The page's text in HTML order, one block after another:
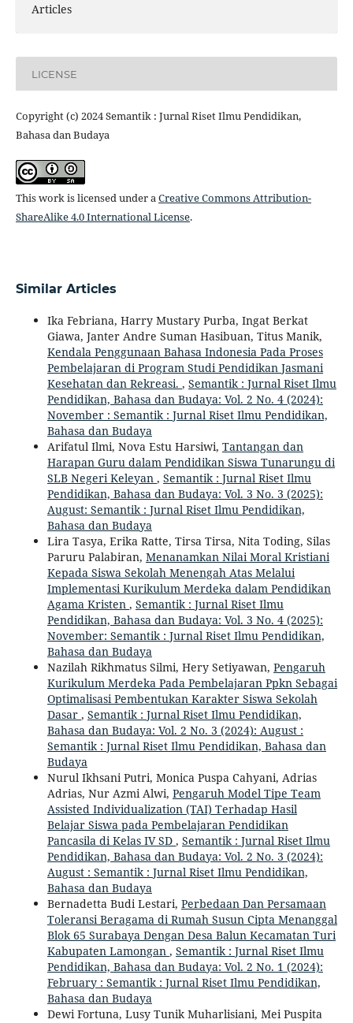
Articles
LICENSE
Copyright (c) 2024 Semantik : Jurnal Riset Ilmu Pendidikan,
Bahasa dan Budaya
This work is licensed under aCreative Commons Attribution-
ShareAlike 4.0 International License.
Similar Articles
Ika Febriana, Harry Mustary Purba, Ingat Berkat
Giawa, Janter Andre Suman Hasibuan, Titus Manik,
Kendala Penggunaan Bahasa Indonesia Pada Proses
Pembelajaran di Program Studi Pendidikan Jasmani
Kesehatan dan Rekreasi. , Semantik : Jurnal Riset Ilmu
Pendidikan, Bahasa dan Budaya: Vol. 2 No. 4 (2024):
November : Semantik : Jurnal Riset Ilmu Pendidikan,
Bahasa dan Budaya
Arifatul Ilmi, Nova Estu Harsiwi, Tantangan dan
Harapan Guru dalam Pendidikan Siswa Tunarungu di
SLB Negeri Keleyan , Semantik : Jurnal Riset Ilmu
Pendidikan, Bahasa dan Budaya: Vol. 3 No. 3 (2025):
August: Semantik : Jurnal Riset Ilmu Pendidikan,
Bahasa dan Budaya
Lira Tasya, Erika Ratte, Tirsa Tirsa, Nita Toding, Silas
Paruru Palabiran, Menanamkan Nilai Moral Kristiani
Kepada Siswa Sekolah Menengah Atas Melalui
Implementasi Kurikulum Merdeka dalam Pendidikan
Agama Kristen , Semantik : Jurnal Riset Ilmu
Pendidikan, Bahasa dan Budaya: Vol. 3 No. 4 (2025):
November: Semantik : Jurnal Riset Ilmu Pendidikan,
Bahasa dan Budaya
Nazilah Rikhmatus Silmi, Hery Setiyawan, Pengaruh
Kurikulum Merdeka Pada Pembelajaran Ppkn Sebagai
Optimalisasi Pembentukan Karakter Siswa Sekolah
Dasar , Semantik : Jurnal Riset Ilmu Pendidikan,
Bahasa dan Budaya: Vol. 2 No. 3 (2024): August :
Semantik : Jurnal Riset Ilmu Pendidikan, Bahasa dan
Budaya
Nurul Ikhsani Putri, Monica Puspa Cahyani, Adrias
Adrias, Nur Azmi Alwi, Pengaruh Model Tipe Team
Assisted Individualization (TAI) Terhadap Hasil
Belajar Siswa pada Pembelajaran Pendidikan
Pancasila di Kelas IV SD , Semantik : Jurnal Riset Ilmu
Pendidikan, Bahasa dan Budaya: Vol. 2 No. 3 (2024):
August : Semantik : Jurnal Riset Ilmu Pendidikan,
Bahasa dan Budaya
Bernadetta Budi Lestari, Perbedaan Dan Persamaan
Toleransi Beragama di Rumah Susun Cipta Menanggal
Blok 65 Surabaya Dengan Desa Balun Kecamatan Turi
Kabupaten Lamongan , Semantik : Jurnal Riset Ilmu
Pendidikan, Bahasa dan Budaya: Vol. 2 No. 1 (2024):
February : Semantik : Jurnal Riset Ilmu Pendidikan,
Bahasa dan Budaya
Dewi Fortuna, Lusy Tunik Muharlisiani, Mei Puspita